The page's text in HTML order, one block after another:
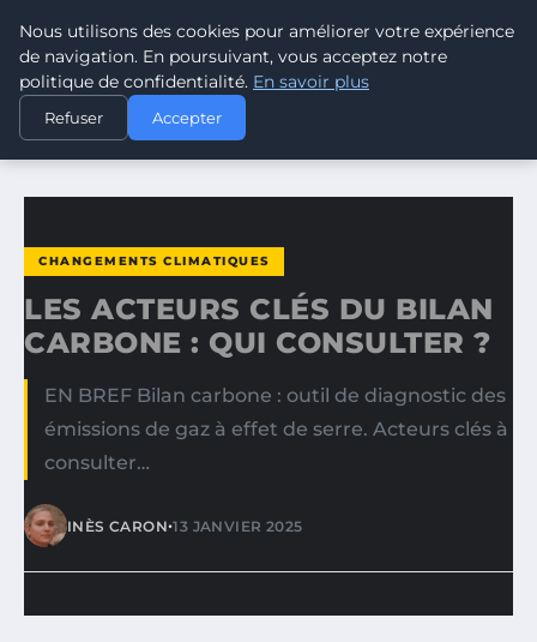
CLIMATE GUARDIAN
ACCUEIL
CHANGEMENTS CLIMATIQUES
LES ACTEURS CLÉS DU BILAN CARBONE : QUI CONSULTER ?
CHANGEMENTS CLIMATIQUES
LES ACTEURS CLÉS DU BILAN
CARBONE : QUI CONSULTER ?
EN BREF Bilan carbone : outil de diagnostic des
émissions de gaz à effet de serre. Acteurs clés à
consulter…
INÈS CARON•13 JANVIER 2025
Nous utilisons des cookies pour améliorer votre expérience
de navigation. En poursuivant, vous acceptez notre
politique de confidentialité. En savoir plus
Refuser Accepter